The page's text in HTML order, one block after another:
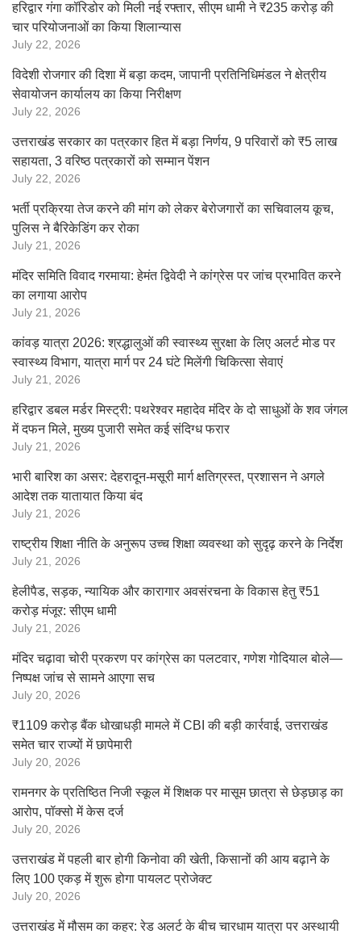
हरिद्वार गंगा कॉरिडोर को मिली नई रफ्तार, सीएम धामी ने ₹235 करोड़ की
चार परियोजनाओं का किया शिलान्यास
July 22, 2026
विदेशी रोजगार की दिशा में बड़ा कदम, जापानी प्रतिनिधिमंडल ने क्षेत्रीय
सेवायोजन कार्यालय का किया निरीक्षण
July 22, 2026
उत्तराखंड सरकार का पत्रकार हित में बड़ा निर्णय, 9 परिवारों को ₹5 लाख
सहायता, 3 वरिष्ठ पत्रकारों को सम्मान पेंशन
July 22, 2026
भर्ती प्रक्रिया तेज करने की मांग को लेकर बेरोजगारों का सचिवालय कूच,
पुलिस ने बैरिकेडिंग कर रोका
July 21, 2026
मंदिर समिति विवाद गरमाया: हेमंत द्विवेदी ने कांग्रेस पर जांच प्रभावित करने
का लगाया आरोप
July 21, 2026
कांवड़ यात्रा 2026: श्रद्धालुओं की स्वास्थ्य सुरक्षा के लिए अलर्ट मोड पर
स्वास्थ्य विभाग, यात्रा मार्ग पर 24 घंटे मिलेंगी चिकित्सा सेवाएं
July 21, 2026
हरिद्वार डबल मर्डर मिस्ट्री: पथरेश्वर महादेव मंदिर के दो साधुओं के शव जंगल
में दफन मिले, मुख्य पुजारी समेत कई संदिग्ध फरार
July 21, 2026
भारी बारिश का असर: देहरादून-मसूरी मार्ग क्षतिग्रस्त, प्रशासन ने अगले
आदेश तक यातायात किया बंद
July 21, 2026
राष्ट्रीय शिक्षा नीति के अनुरूप उच्च शिक्षा व्यवस्था को सुदृढ़ करने के निर्देश
July 21, 2026
हेलीपैड, सड़क, न्यायिक और कारागार अवसंरचना के विकास हेतु ₹51
करोड़ मंजूर: सीएम धामी
July 21, 2026
मंदिर चढ़ावा चोरी प्रकरण पर कांग्रेस का पलटवार, गणेश गोदियाल बोले—
निष्पक्ष जांच से सामने आएगा सच
July 20, 2026
₹1109 करोड़ बैंक धोखाधड़ी मामले में CBI की बड़ी कार्रवाई, उत्तराखंड
समेत चार राज्यों में छापेमारी
July 20, 2026
रामनगर के प्रतिष्ठित निजी स्कूल में शिक्षक पर मासूम छात्रा से छेड़छाड़ का
आरोप, पॉक्सो में केस दर्ज
July 20, 2026
उत्तराखंड में पहली बार होगी किनोवा की खेती, किसानों की आय बढ़ाने के
लिए 100 एकड़ में शुरू होगा पायलट प्रोजेक्ट
July 20, 2026
उत्तराखंड में मौसम का कहर: रेड अलर्ट के बीच चारधाम यात्रा पर अस्थायी